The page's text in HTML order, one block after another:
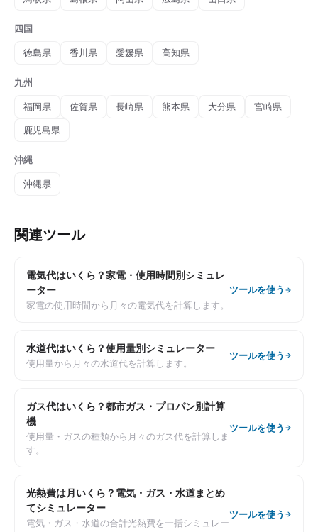
四国
徳島県
香川県 愛媛県 高知県
九州
福岡県
佐賀県 長崎県 熊本県 大分県
宮崎県
鹿児島県
沖縄
沖縄県
関連ツール
電気代はいくら？家電・使用時間別シミュレ
ーター
家電の使用時間から月々の電気代を計算します。
ツールを使う
水道代はいくら？使用量別シミュレーター
使用量から月々の水道代を計算します。
ツールを使う
ガス代はいくら？都市ガス・プロパン別計算
機
使用量・ガスの種類から月々のガス代を計算しま
す。
ツールを使う
光熱費は月いくら？電気・ガス・水道まとめ
てシミュレーター
電気・ガス・水道の合計光熱費を一括シミュレー
ツールを使う